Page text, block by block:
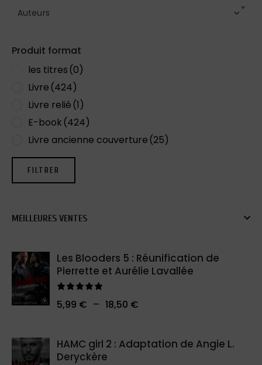
Auteurs
Produit format
les titres (0)
Livre (424)
Livre relié (1)
E-book (424)
Livre ancienne couverture (25)
FILTRER
MEILLEURES VENTES
Les Blooders 5 : Réunification de
Pierrette et Aurélie Lavallée
Note
sur 5
5,99 € – 18,50 €
HAMC girl 2 : Adaptation de Angie L.
Deryckère